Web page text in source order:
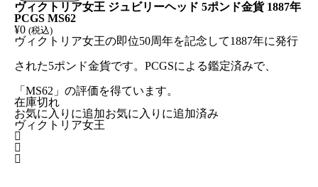
ヴィクトリア女王 ジュビリーヘッド 5ポンド金貨 1887年
PCGS MS62
¥0 (税込)
ヴィクトリア女王の即位50周年を記念して1887年に発行
された5ポンド金貨です。PCGSによる鑑定済みで、
「MS62」の評価を得ています。
在庫切れ
お気に入りに追加お気に入りに追加済み
ヴィクトリア女王


